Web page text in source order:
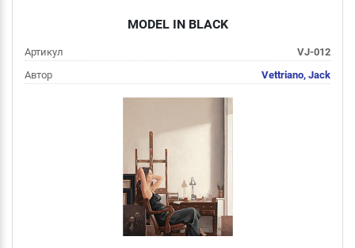
MODEL IN BLACK
Артикул
VJ-012
Автор
Vettriano, Jack
Подробнее